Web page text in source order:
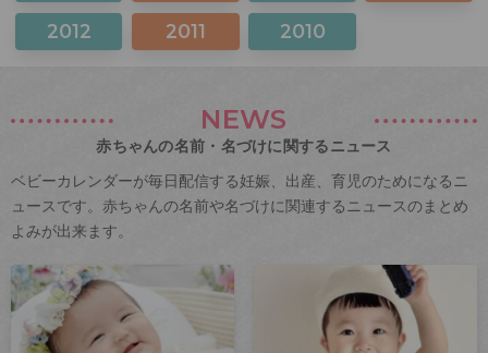
2012 2011 2010
NEWS
赤ちゃんの名前・名づけに関するニュース
ベビーカレンダーが毎日配信する妊娠、出産、育児のためになるニ
ュースです。赤ちゃんの名前や名づけに関連するニュースのまとめ
よみが出来ます。